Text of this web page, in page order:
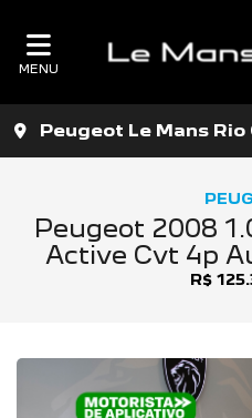
MENU
Peugeot Le Mans Rio
Peugeot 2008
Active Cvt 4p
R$